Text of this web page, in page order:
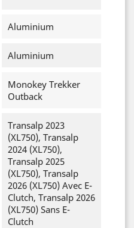
Aluminium
Aluminium
Monokey Trekker
Outback
Transalp 2023
(XL750), Transalp
2024 (XL750),
Transalp 2025
(XL750), Transalp
2026 (XL750) Avec E-
Clutch, Transalp 2026
(XL750) Sans E-
Clutch